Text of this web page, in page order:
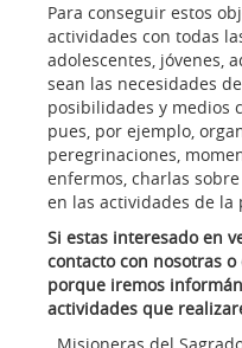
Para conseguir estos
actividades con todas
adolescentes, jóvenes,
sean las necesidades
posibilidades y medios
pues, por ejemplo,
peregrinaciones,
enfermos, charlas
en las actividades de la
Si estas interesado en
contacto con nosotras
porque iremos
actividades que